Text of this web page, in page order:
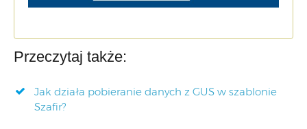
Przeczytaj także:
Jak działa pobieranie danych z GUS w szablonie
Szafir?